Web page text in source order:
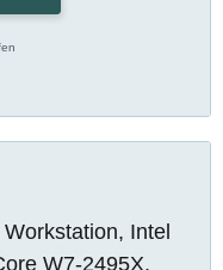
Intel
W7-2495X,